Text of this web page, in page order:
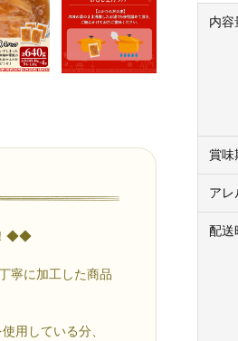
！◆◆
寧に加工した商品
用している分、
内容
賞味
アレ
配送